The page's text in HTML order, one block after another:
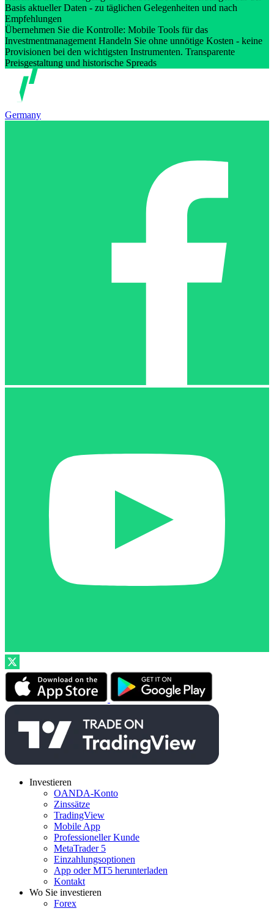
Basis aktueller Daten - zu täglichen Gelegenheiten und nach
Empfehlungen
Übernehmen Sie die Kontrolle: Mobile Tools für das
Investmentmanagement Handeln Sie ohne unnötige Kosten - keine
Provisionen bei den wichtigsten Instrumenten. Transparente
Preisgestaltung und historische Spreads
Germany
Investieren
OANDA-Konto
Zinssätze
TradingView
Mobile App
Professioneller Kunde
MetaTrader 5
Einzahlungsoptionen
App oder MT5 herunterladen
Kontakt
Wo Sie investieren
Forex